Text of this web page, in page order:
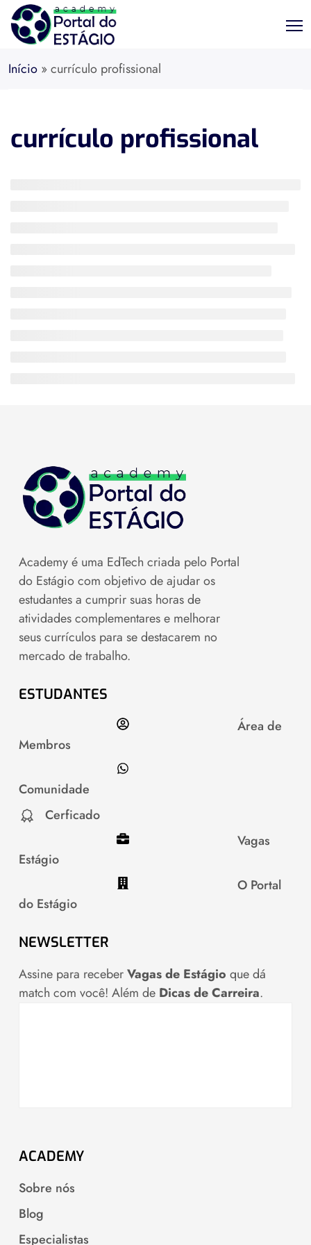
Início »currículo profissional
currículo profissional
Academy é uma EdTech criada pelo Portal
do Estágio com objetivo de ajudar os
estudantes a cumprir suas horas de
atividades complementares e melhorar
seus currículos para se destacarem no
mercado de trabalho.
ESTUDANTES
Área de
Membros
Comunidade
Cerficado
Vagas
Estágio
O Portal
do Estágio
NEWSLETTER
Assine para receberVagas de Estágio que dá
match com você! Além de Dicas de Carreira.
ACADEMY
Sobre nós
Blog
Especialistas